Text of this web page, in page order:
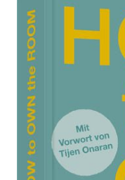
How to own
Zur
Von Frauen und
Von Viv Groskop